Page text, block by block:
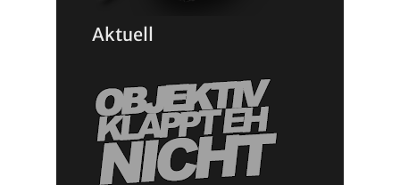
Aktuell